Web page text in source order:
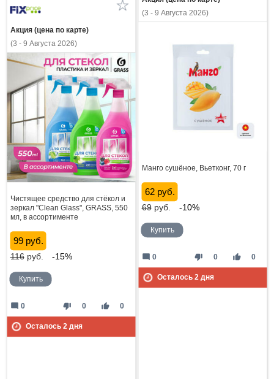
(3 - 9 Августа 2026)
Манго сушёное, Вьетконг, 70 г
62 руб.
69руб. -10%
Купить
thumb_down 0 thumb_up 0
mode_comment 0
Осталось 2дня
Акция (цена по карте)
(3 - 9 Августа 2026)
Чистящее средство для стёкол и
зеркал "Clean Glass", GRASS, 550
мл, в ассортименте
99 руб.
116руб. -15%
Купить
thumb_down 0 thumb_up 0
mode_comment 0
Осталось 2дня